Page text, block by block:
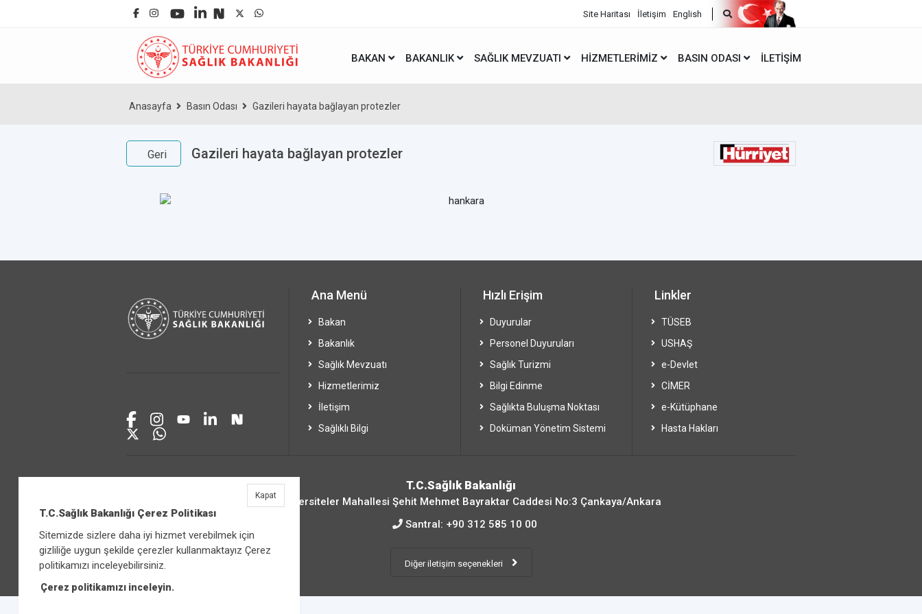
Site Haritası İletişim English
BAKAN BAKANLIK SAĞLIK MEVZUATI HIZMETLERIMIZ BASIN ODASI İLETIŞIM
Anasayfa Basın Odası Gazileri hayata bağlayan protezler
Geri Gazileri hayata bağlayan protezler
Ana Menü
Bakan
Bakanlık
Sağlık Mevzuatı
Hizmetlerimiz
İletişim
Sağlıklı Bilgi
Hızlı Erişim
Duyurular
Personel Duyuruları
Sağlık Turizmi
Bilgi Edinme
Sağlıkta Buluşma Noktası
Doküman Yönetim Sistemi
Linkler
TÜSEB
USHAŞ
e-Devlet
CİMER
e-Kütüphane
Hasta Hakları
T.C.Sağlık Bakanlığı
Üniversiteler Mahallesi Şehit Mehmet Bayraktar Caddesi No:3 Çankaya/Ankara
Santral: +90 312 585 10 00
Diğer iletişim seçenekleri
T.C.Sağlık Bakanlığı Çerez Politikası
Sitemizde sizlere daha iyi hizmet verebilmek için
gizliliğe uygun şekilde çerezler kullanmaktayız Çerez
politikamızı inceleyebilirsiniz.
Çerez politikamızı inceleyin.
Kapat